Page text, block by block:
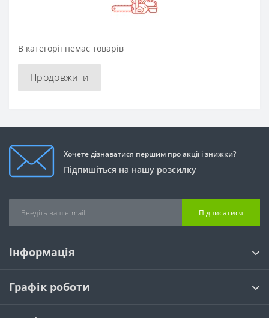
В категорії немає товарів
Продовжити
Хочете дізнаватися першим про акції і знижки?
Підпишіться на нашу розсилку
Підписатися
Інформація
Графік роботи